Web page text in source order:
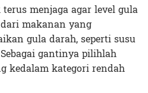
menjaga agar level gula
makanan yang
gula darah, seperti susu
gantinya pilihlah
kedalam kategori rendah